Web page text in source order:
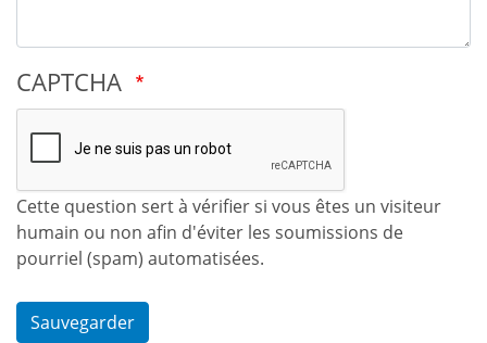
CAPTCHA
Cette question sert à vérifier si vous êtes un visiteur
humain ou non afin d'éviter les soumissions de
pourriel (spam) automatisées.
Sauvegarder